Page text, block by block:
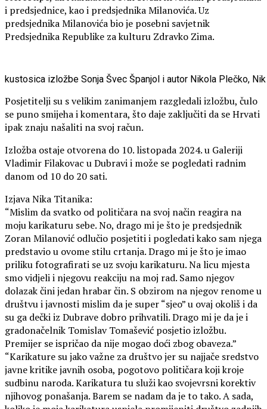
i predsjednice, kao i predsjednika Milanovića. Uz
predsjednika Milanovića bio je posebni savjetnik
Predsjednika Republike za kulturu Zdravko Zima.
kustosica izložbe Sonja Švec Španjol i autor Nikola Plečko,
Posjetitelji su s velikim zanimanjem razgledali izložbu, čulo
se puno smijeha i komentara, što daje zaključiti da se Hrvati
ipak znaju našaliti na svoj račun.
Izložba ostaje otvorena do 10. listopada 2024. u Galeriji
Vladimir Filakovac u Dubravi i može se pogledati radnim
danom od 10 do 20 sati.
Izjava Nika Titanika:
“Mislim da svatko od političara na svoj način reagira na
moju karikaturu sebe. No, drago mi je što je predsjednik
Zoran Milanović odlučio posjetiti i pogledati kako sam njega
predstavio u ovome stilu crtanja. Drago mi je što je imao
priliku fotografirati se uz svoju karikaturu. Na licu mjesta
smo vidjeli i njegovu reakciju na moj rad. Samo njegov
dolazak čini jedan hrabar čin. S obzirom na njegov renome u
društvu i javnosti mislim da je super “sjeo” u ovaj okoliš i da
su ga dečki iz Dubrave dobro prihvatili. Drago mi je da je i
gradonačelnik Tomislav Tomašević posjetio izložbu.
Premijer se ispričao da nije mogao doći zbog obaveza.”
“Karikature su jako važne za društvo jer su najjače sredstvo
javne kritike javnih osoba, pogotovo političara koji kroje
sudbinu naroda. Karikatura tu služi kao svojevrsni korektiv
njihovog ponašanja. Barem se nadam da je to tako. A sada,